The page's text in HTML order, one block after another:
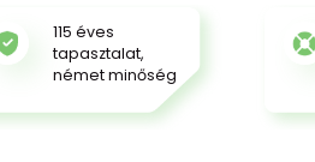
115 éves
tapasztalat,
német minőség